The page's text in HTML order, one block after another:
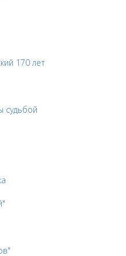
170 лет
судьбой